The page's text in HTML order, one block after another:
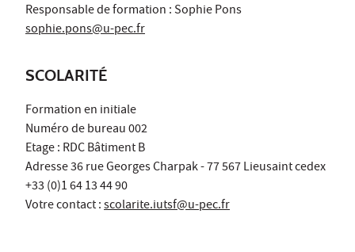
Responsable de formation : Sophie Pons
sophie.pons@u-pec.fr
SCOLARITÉ
Formation en initiale
Numéro de bureau 002
Etage : RDC Bâtiment B
Adresse 36 rue Georges Charpak - 77 567 Lieusaint cedex
+33 (0)1 64 13 44 90
Votre contact :scolarite.iutsf@u-pec.fr